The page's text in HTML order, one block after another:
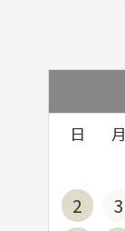
日 月
2
3